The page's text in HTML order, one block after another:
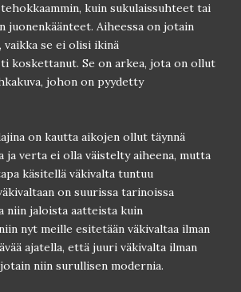
kuin sukulaissuhteet tai
juonenkäänteet. Aiheessa on jotain
se ei olisi ikinä
koskettanut. Se on arkea, jota on ollut
johon on pyydetty
on kautta aikojen ollut täynnä
ja verta ei olla väistelty aiheena, mutta
käsitellä väkivalta tuntuu
on suurissa tarinoissa
niin jaloista aatteista kuin
nyt meille esitetään väkivaltaa ilman
ajatella, että juuri väkivalta ilman
niin surullisen modernia.